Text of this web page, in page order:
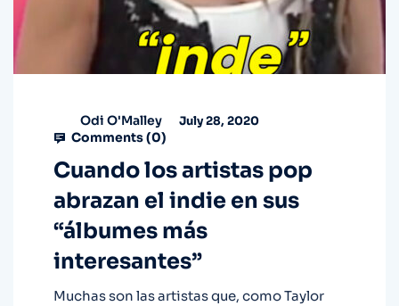
Odi O'Malley July 28, 2020
Comments (0)
Cuando los artistas pop
abrazan el indie en sus
“álbumes más
interesantes”
Muchas son las artistas que, como Taylor